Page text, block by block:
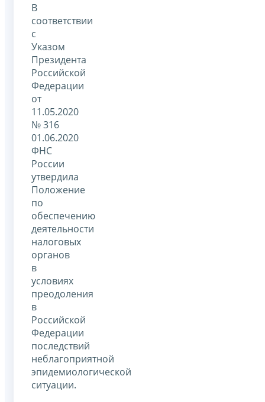
В
соответствии
с
Указом
Президента
Российской
Федерации
от
11.05.2020
№ 316
01.06.2020
ФНС
России
утвердила
Положение
по
обеспечению
деятельности
налоговых
органов
в
условиях
преодоления
в
Российской
Федерации
последствий
неблагоприятной
эпидемиологической
ситуации.